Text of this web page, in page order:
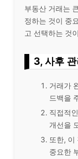
부동산 거래는
정하는 것이 중
고 선택하는 것
3, 사후
거래가
드백을
직접적
개선을
또한, 이
중요한